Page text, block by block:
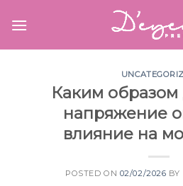
Каким
напряжение
влияние на
POSTED ON 02/02/2026 BY